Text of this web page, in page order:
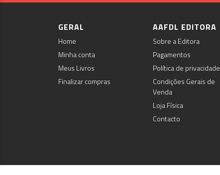
GERAL
Home
Minha conta
Meus Livros
Finalizar compras
AAFDL EDITORA
Sobre a Editora
Pagamentos
Política de privacidade
Condições Gerais de
Venda
Loja Física
Contacto